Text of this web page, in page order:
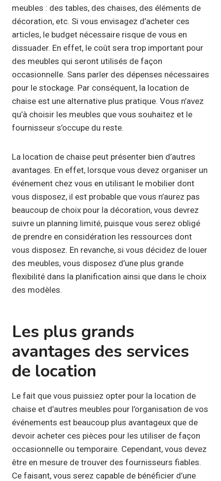
meubles : des tables, des chaises, des éléments de
décoration, etc. Si vous envisagez d’acheter ces
articles, le budget nécessaire risque de vous en
dissuader. En effet, le coût sera trop important pour
des meubles qui seront utilisés de façon
occasionnelle. Sans parler des dépenses nécessaires
pour le stockage. Par conséquent, la location de
chaise est une alternative plus pratique. Vous n’avez
qu’à choisir les meubles que vous souhaitez et le
fournisseur s’occupe du reste.
La location de chaise peut présenter bien d’autres
avantages. En effet, lorsque vous devez organiser un
événement chez vous en utilisant le mobilier dont
vous disposez, il est probable que vous n’aurez pas
beaucoup de choix pour la décoration, vous devrez
suivre un planning limité, puisque vous serez obligé
de prendre en considération les ressources dont
vous disposez. En revanche, si vous décidez de louer
des meubles, vous disposez d’une plus grande
flexibilité dans la planification ainsi que dans le choix
des modèles.
Les plus grands
avantages des services
de location
Le fait que vous puissiez opter pour la location de
chaise et d’autres meubles pour l’organisation de vos
événements est beaucoup plus avantageux que de
devoir acheter ces pièces pour les utiliser de façon
occasionnelle ou temporaire. Cependant, vous devez
être en mesure de trouver des fournisseurs fiables.
Ce faisant, vous serez capable de bénéficier d’une